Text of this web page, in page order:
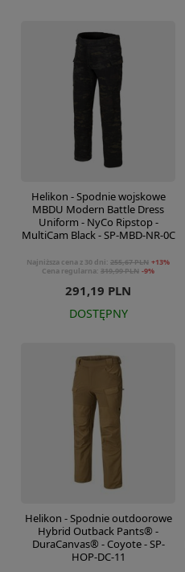
Helikon - Spodnie wojskowe
MBDU Modern Battle Dress
Uniform - NyCo Ripstop -
MultiCam Black - SP-MBD-NR-0C
291,19 PLN
Najniższa cena z 30 dni: 255,67 PLN +13%
Cena regularna: 319,99 PLN -9%
DOSTĘPNY
Helikon - Spodnie outdoorowe
Hybrid Outback Pants® -
DuraCanvas® - Coyote - SP-
HOP-DC-11